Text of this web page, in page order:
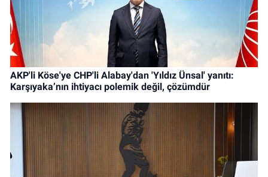
AKP'li Köse'ye CHP'li Alabay'dan 'Yıldız Ünsal' yanıtı:
Karşıyaka’nın ihtiyacı polemik değil, çözümdür